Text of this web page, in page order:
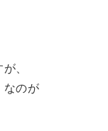
、
なのが